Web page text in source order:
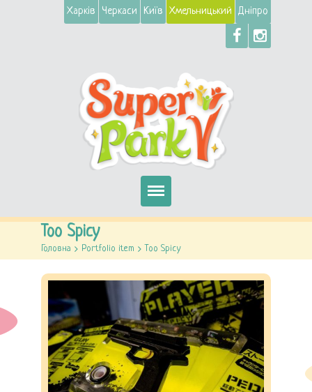
Дніпро
Хмельницький
Київ
Черкаси
Харків
Головна
Автомати
Атракціони
Днi народження
Кафе
Цiни
Too Spicy
Головна > Portfolio item > Too Spicy